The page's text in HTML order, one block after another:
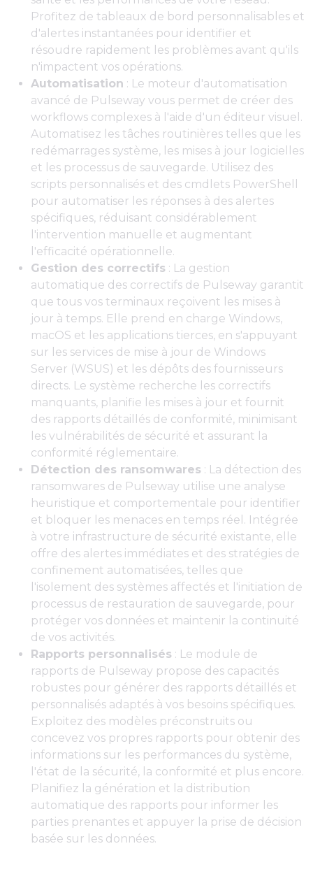
Profitez de tableaux de bord personnalisables et
d'alertes instantanées pour identifier et
résoudre rapidement les problèmes avant qu'ils
n'impactent vos opérations.
Automatisation : Le moteur d'automatisation
avancé de Pulseway vous permet de créer des
workflows complexes à l'aide d'un éditeur visuel.
Automatisez les tâches routinières telles que les
redémarrages système, les mises à jour logicielles
et les processus de sauvegarde. Utilisez des
scripts personnalisés et des cmdlets PowerShell
pour automatiser les réponses à des alertes
spécifiques, réduisant considérablement
l'intervention manuelle et augmentant
l'efficacité opérationnelle.
Gestion des correctifs : La gestion
automatique des correctifs de Pulseway garantit
que tous vos terminaux reçoivent les mises à
jour à temps. Elle prend en charge Windows,
macOS et les applications tierces, en s'appuyant
sur les services de mise à jour de Windows
Server (WSUS) et les dépôts des fournisseurs
directs. Le système recherche les correctifs
manquants, planifie les mises à jour et fournit
des rapports détaillés de conformité, minimisant
les vulnérabilités de sécurité et assurant la
conformité réglementaire.
Détection des ransomwares : La détection des
ransomwares de Pulseway utilise une analyse
heuristique et comportementale pour identifier
et bloquer les menaces en temps réel. Intégrée
à votre infrastructure de sécurité existante, elle
offre des alertes immédiates et des stratégies de
confinement automatisées, telles que
l'isolement des systèmes affectés et l'initiation de
processus de restauration de sauvegarde, pour
protéger vos données et maintenir la continuité
de vos activités.
Rapports personnalisés : Le module de
rapports de Pulseway propose des capacités
robustes pour générer des rapports détaillés et
personnalisés adaptés à vos besoins spécifiques.
Exploitez des modèles préconstruits ou
concevez vos propres rapports pour obtenir des
informations sur les performances du système,
l'état de la sécurité, la conformité et plus encore.
Planifiez la génération et la distribution
automatique des rapports pour informer les
parties prenantes et appuyer la prise de décision
basée sur les données.